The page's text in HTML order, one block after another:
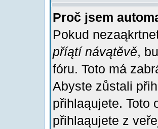
Proč jsem
Pokud
příątí návątěvě,
fóru. Toto má
Abyste zůstali
přihlaąujete. Toto
přihlaąujete z